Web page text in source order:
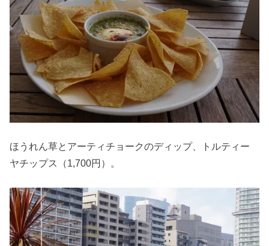
ほうれん草とアーティチョークのディップ、トルティー
ヤチップス（1,700円）。